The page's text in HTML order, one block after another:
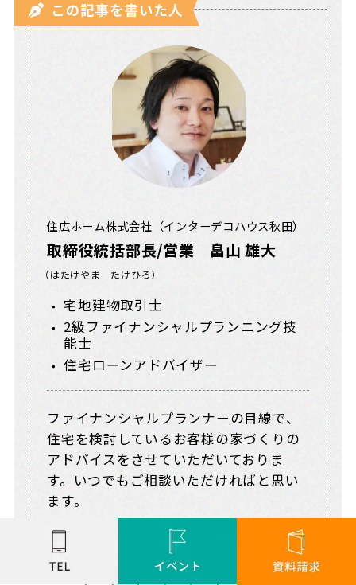
住広ホーム株式会社（インターデコハウス秋田）
取締役統括部長/営業 畠山 雄大
（はたけやま たけひろ）
宅地建物取引士
2級ファイナンシャルプランニング技
能士
住宅ローンアドバイザー
ファイナンシャルプランナーの目線で、
住宅を検討しているお客様の家づくりの
アドバイスをさせていただいておりま
す。いつでもご相談いただければと思い
ます。